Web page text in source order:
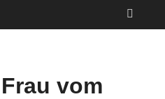
vom